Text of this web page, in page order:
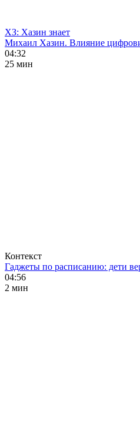
ХЗ: Хазин знает
Михаил Хазин. Влияние
04:32
25 мин
Контекст
Гаджеты по расписанию: дети
04:56
2 мин